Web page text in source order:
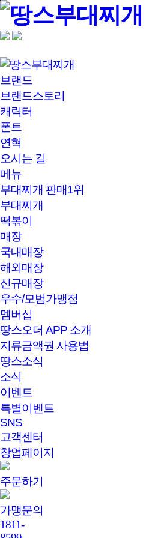
본문바로가기
브랜드
브랜드스토리
캐릭터
폰트
연혁
오시는 길
메뉴
부대찌개 판매1위
부대찌개
떡볶이
매장
국내매장
해외매장
신규매장
우수/모범가맹점
멤버십
땅스오더 APP 소개
지류금액권 사용법
땅스소식
소식
이벤트
특별이벤트
SNS
고객센터
창업페이지
주문하기
가맹문의
1811-